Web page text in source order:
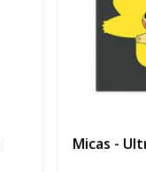
Micas -